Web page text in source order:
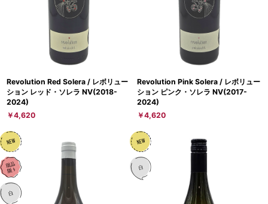
Revolution Red Solera / レボリュー
ション レッド・ソレラ NV(2018-
2024)
￥4,620
Revolution Pink Solera / レボリュー
ション ピンク・ソレラ NV(2017-
2024)
￥4,620